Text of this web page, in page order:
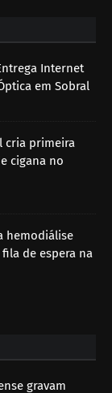
Internet
em Sobral
cria primeira
cigana no
hemodiálise
de espera na
gravam